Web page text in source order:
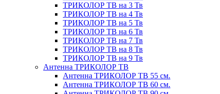
ТРИКОЛОР ТВ на 3 Тв
ТРИКОЛОР ТВ на 4 Тв
ТРИКОЛОР ТВ на 5 Тв
ТРИКОЛОР ТВ на 6 Тв
ТРИКОЛОР ТВ на 7 Тв
ТРИКОЛОР ТВ на 8 Тв
ТРИКОЛОР ТВ на 9 Тв
Антенна ТРИКОЛОР ТВ
Антенна ТРИКОЛОР ТВ 55 см.
Антенна ТРИКОЛОР ТВ 60 см.